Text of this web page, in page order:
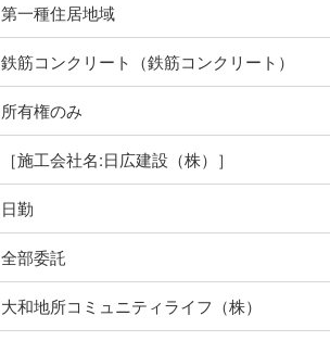
第一種住居地域
鉄筋コンクリート（鉄筋コンクリート）
所有権のみ
［施工会社名:日広建設（株）］
日勤
全部委託
大和地所コミュニティライフ（株）